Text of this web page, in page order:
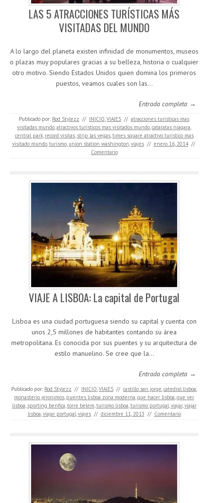
LAS 5 ATRACCIONES TURÍSTICAS MÁS
VISITADAS DEL MUNDO
A lo largo del planeta existen infinidad de monumentos, museos
o plazas muy populares gracias a su belleza, historia o cualquier
otro motivo. Siendo Estados Unidos quien domina los primeros
puestos, veamos cuales son las…
Entrada completa →
Publicado por: Rod Stylezz // INICIO,VIAJES // atracciones turisticas mas
visitadas mundo,atractivos turisticos mas visitados mundo,cataratas niagara,
central park, record visitas, strip las vegas,times square atractivo turistico mas
visitado mundo,turismo, union station washington,viajes // enero 16, 2014 //
Comentario
VIAJE A LISBOA: La capital de Portugal
Lisboa es una ciudad portuguesa siendo su capital y cuenta con
unos 2,5 millones de habitantes contando su área
metropolitana. Es conocida por sus puentes y su arquitectura de
estilo manuelino. Se cree que la…
Entrada completa →
Publicado por: Rod Stylezz // INICIO,VIAJES // castillo san jorge,catedral lisboa,
monasterio jeronimos, puentes lisboa zona moderna,que hacer lisboa,que ver
lisboa, sporting benfica,torre belem,turismo lisboa,turismo portugal,viajar,viajar
lisboa,viajar portugal,viajes // diciembre 11, 2013 // Comentario